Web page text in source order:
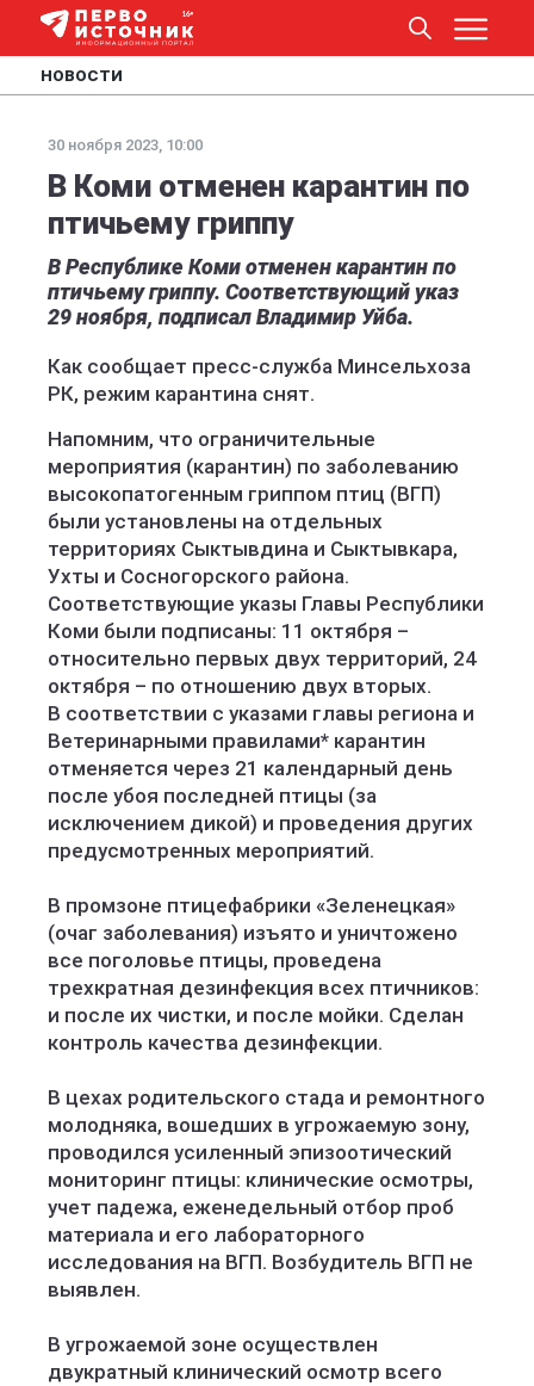
НОВОСТИ
30 ноября 2023, 10:00
В Коми отменен карантин по
птичьему гриппу
В Республике Коми отменен карантин по
птичьему гриппу. Соответствующий указ
29 ноября, подписал Владимир Уйба.
Как сообщает пресс-служба Минсельхоза
РК, режим карантина снят.
Напомним, что ограничительные
мероприятия (карантин) по заболеванию
высокопатогенным гриппом птиц (ВГП)
были установлены на отдельных
территориях Сыктывдина и Сыктывкара,
Ухты и Сосногорского района.
Соответствующие указы Главы Республики
Коми были подписаны: 11 октября –
относительно первых двух территорий, 24
октября – по отношению двух вторых.
В соответствии с указами главы региона и
Ветеринарными правилами* карантин
отменяется через 21 календарный день
после убоя последней птицы (за
исключением дикой) и проведения других
предусмотренных мероприятий.
В промзоне птицефабрики «Зеленецкая»
(очаг заболевания) изъято и уничтожено
все поголовье птицы, проведена
трехкратная дезинфекция всех птичников:
и после их чистки, и после мойки. Сделан
контроль качества дезинфекции.
В цехах родительского стада и ремонтного
молодняка, вошедших в угрожаемую зону,
проводился усиленный эпизоотический
мониторинг птицы: клинические осмотры,
учет падежа, еженедельный отбор проб
материала и его лабораторного
исследования на ВГП. Возбудитель ВГП не
выявлен.
В угрожаемой зоне осуществлен
двукратный клинический осмотр всего